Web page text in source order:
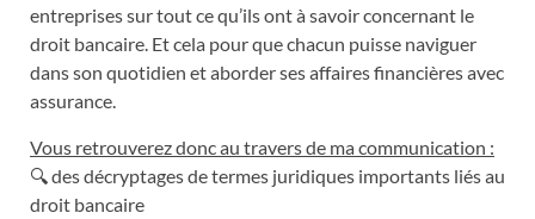
entreprises sur tout ce qu’ils ont à savoir concernant le
droit bancaire. Et cela pour que chacun puisse naviguer
dans son quotidien et aborder ses affaires financières avec
assurance.
Vous retrouverez donc au travers de ma communication :
🔍 des décryptages de termes juridiques importants liés au
droit bancaire